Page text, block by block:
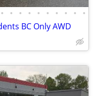
• • • • • • • • • •
BC Only AWD